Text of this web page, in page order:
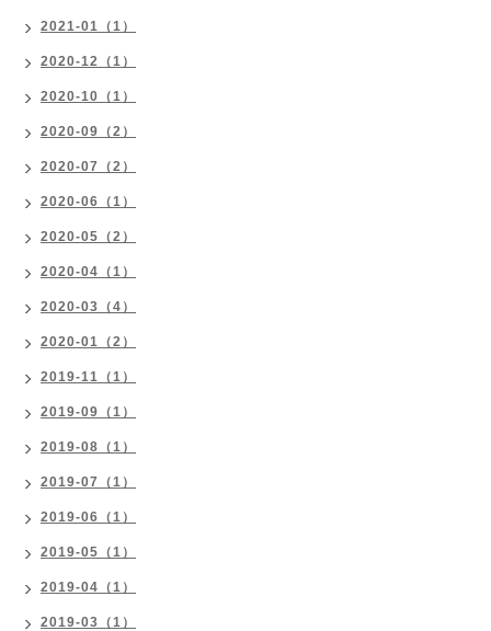
2021-01（1）
2020-12（1）
2020-10（1）
2020-09（2）
2020-07（2）
2020-06（1）
2020-05（2）
2020-04（1）
2020-03（4）
2020-01（2）
2019-11（1）
2019-09（1）
2019-08（1）
2019-07（1）
2019-06（1）
2019-05（1）
2019-04（1）
2019-03（1）